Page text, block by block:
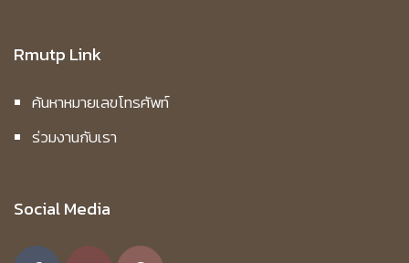
Rmutp Link
ค้นหาหมายเลขโทรศัพท์
ร่วมงานกับเรา
Social Media